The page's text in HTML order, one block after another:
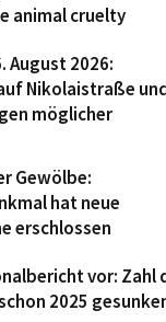
animal cruelty
August 2026:
Nikolaistraße
möglicher
Gewölbe:
hat neue
erschlossen
vor: Zahl
2025